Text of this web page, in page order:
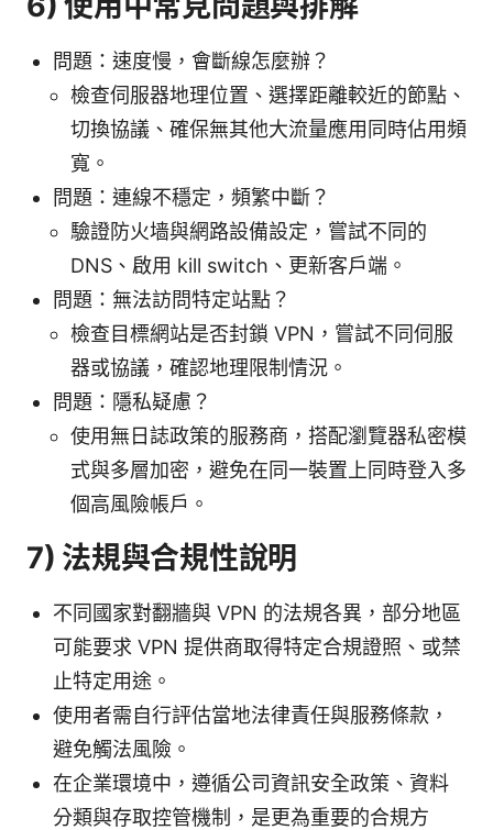
問題：速度慢，會斷線怎麼辦？
檢查伺服器地理位置、選擇距離較近的節點、
切換協議、確保無其他大流量應用同時佔用頻
寬。
問題：連線不穩定，頻繁中斷？
驗證防火墙與網路設備設定，嘗試不同的
DNS、啟用 kill switch、更新客戶端。
問題：無法訪問特定站點？
檢查目標網站是否封鎖 VPN，嘗試不同伺服
器或協議，確認地理限制情況。
問題：隱私疑慮？
使用無日誌政策的服務商，搭配瀏覽器私密模
式與多層加密，避免在同一裝置上同時登入多
個高風險帳戶。
7) 法規與合規性說明
不同國家對翻牆與 VPN 的法規各異，部分地區
可能要求 VPN 提供商取得特定合規證照、或禁
止特定用途。
使用者需自行評估當地法律責任與服務條款，
避免觸法風險。
在企業環境中，遵循公司資訊安全政策、資料
分類與存取控管機制，是更為重要的合規方